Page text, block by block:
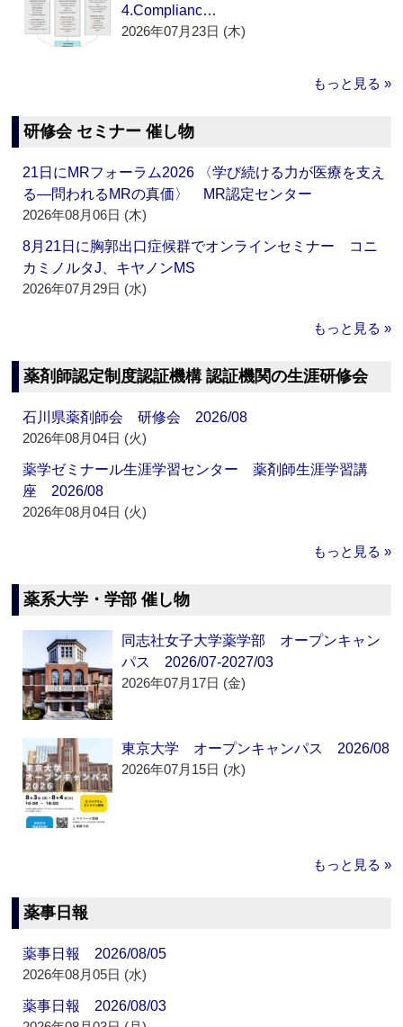
4.Complianc…
2026年07月23日 (木)
もっと見る »
研修会 セミナー 催し物
21日にMRフォーラム2026 〈学び続ける力が医療を支え
る―問われるMRの真価〉 MR認定センター
2026年08月06日 (木)
8月21日に胸郭出口症候群でオンラインセミナー コニ
カミノルタJ、キヤノンMS
2026年07月29日 (水)
もっと見る »
薬剤師認定制度認証機構 認証機関の生涯研修会
石川県薬剤師会 研修会 2026/08
2026年08月04日 (火)
薬学ゼミナール生涯学習センター 薬剤師生涯学習講
座 2026/08
2026年08月04日 (火)
もっと見る »
薬系大学・学部 催し物
同志社女子大学薬学部 オープンキャン
パス 2026/07-2027/03
2026年07月17日 (金)
東京大学 オープンキャンパス 2026/08
2026年07月15日 (水)
もっと見る »
薬事日報
薬事日報 2026/08/05
2026年08月05日 (水)
薬事日報 2026/08/03